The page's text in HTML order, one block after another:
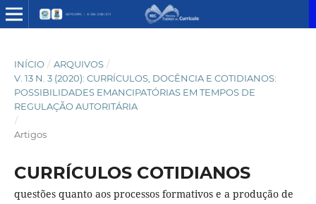
INÍCIO / ARQUIVOS /
V. 13 N. 3 (2020): CURRÍCULOS, DOCÊNCIA E COTIDIANOS:
POSSIBILIDADES EMANCIPATÓRIAS EM TEMPOS DE
REGULAÇÃO AUTORITÁRIA
/
Artigos
CURRÍCULOS COTIDIANOS
questões quanto aos processos formativos e a produção de